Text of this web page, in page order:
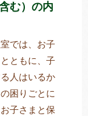
む）の内
では、お子
ともに、子
人はいるか
困りごとに
子さまと保